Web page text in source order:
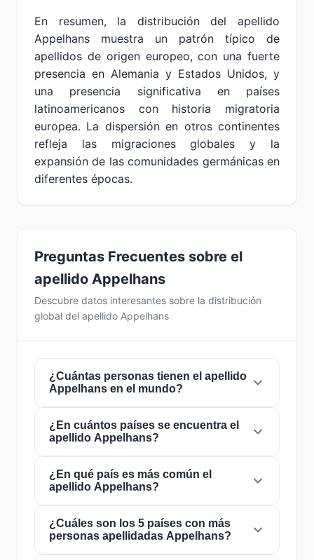
En resumen, la distribución del apellido
Appelhans muestra un patrón típico de
apellidos de origen europeo, con una fuerte
presencia en Alemania y Estados Unidos, y
una presencia significativa en países
latinoamericanos con historia migratoria
europea. La dispersión en otros continentes
refleja las migraciones globales y la
expansión de las comunidades germánicas en
diferentes épocas.
Preguntas Frecuentes sobre el
apellido Appelhans
Descubre datos interesantes sobre la distribución
global del apellido Appelhans
¿Cuántas personas tienen el apellido
Appelhans en el mundo?
Actualmente hay aproximadamente1.674
personascon el apellido
el mundo. Esto significa que aproximadamente
1 de cada 4,778,973 personasen el mundo
lleva este apellido. Se encuentra presente en
16 países, lo que refleja su distribución global.
¿En cuántos países se encuentra el
apellido Appelhans?
El apellidoAppelhansestá presente en
paísesde todo el mundo. Esto lo clasifica
como un apellido de alcancelocal. Su
presencia en múltiples países indica patrones
históricos de migración y dispersión familiar a
lo largo de los siglos.
¿En qué país es más común el
apellido Appelhans?
El apellidoAppelhanses más común en
Estados Unidos, donde lo portan
aproximadamente700 personas. Esto
¿Cuáles son los 5 países con más
personas apellidadas Appelhans?